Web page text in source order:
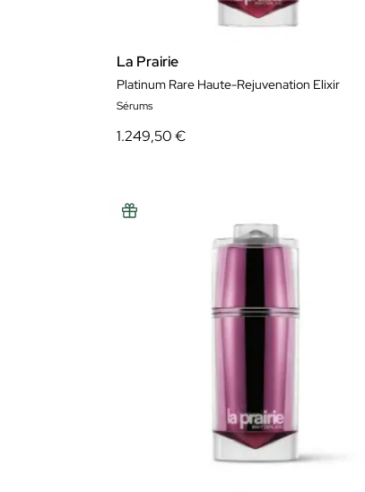
La Prairie
Platinum Rare Haute-Rejuvenation Elixir
Sérums
1.249,50 €